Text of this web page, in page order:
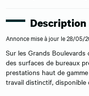
Description
Annonce mise à jour le 28/05/
Sur les Grands Boulevards
des surfaces de bureaux
prestations haut de
travail distinctif, disponible